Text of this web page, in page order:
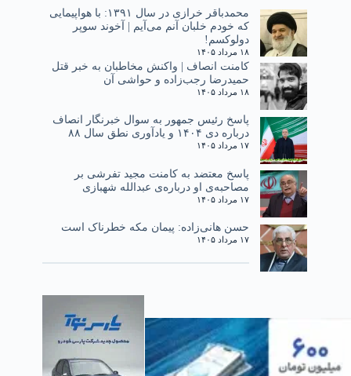
محمدباقر خرازی در سال ۱۳۹۱: با هواپیمایی
که خودم خلبان آنم می‌آیم | آخوند سوپر
دولوکسم!
۱۸ مرداد ۱۴۰۵
کامنت انصاف | واکنش مخاطبان به خبر قتل
حمیدرضا رجب‌زاده و حواشی آن
۱۸ مرداد ۱۴۰۵
پاسخ رئیس جمهور به سوال خبرنگار انصاف
درباره دی ۱۴۰۴ و یادآوری نطق سال ۸۸
۱۷ مرداد ۱۴۰۵
پاسخ معتضد به کامنت مجید تفرشی بر
مصاحبه‌ی او درباره‌ی عبدالله شهبازی
۱۷ مرداد ۱۴۰۵
حسن هانی‌زاده: پیمان مکه خطرناک است
۱۷ مرداد ۱۴۰۵